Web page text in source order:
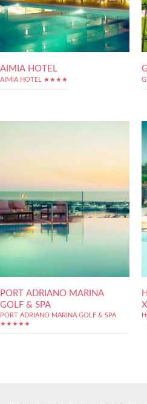
AIMIA HOTEL
AIMIA HOTEL ★★★★
PORT ADRIANO MARINA
GOLF & SPA
PORT ADRIANO MARINA GOLF & SPA
★★★★★